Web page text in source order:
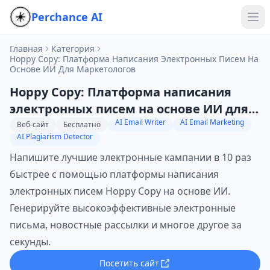
Perchance AI
Главная
Категория
Hoppy Copy: Платформа Написания Электронных Писем На
Основе ИИ Для Маркетологов
Hoppy Copy: Платформа написания
электронных писем на основе ИИ для
маркетологов
Веб-сайт Бесплатно AI Email Writer
AI Email Marketing
AI Plagiarism Detector
Напишите лучшие электронные кампании в 10 раз
быстрее с помощью платформы написания
электронных писем Hoppy Copy на основе ИИ.
Генерируйте высокоэффективные электронные
письма, новостные рассылки и многое другое за
секунды.
Посетить сайт